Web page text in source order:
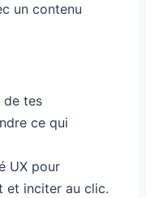
un contenu
de tes
ce qui
UX pour
et inciter au clic.